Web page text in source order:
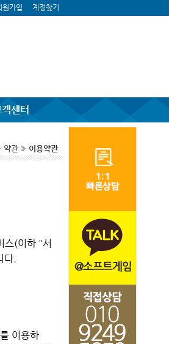
원가입 계정찾기
센터
약관 이용약관
스(이하 "서
다.
이용하